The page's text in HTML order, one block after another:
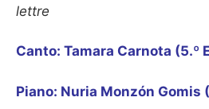
lettre
Canto: Tamara Carnota (5.º
Piano: Nuria Monzón Gomis